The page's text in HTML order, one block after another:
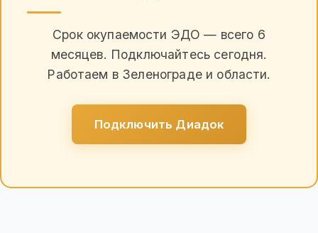
Срок окупаемости ЭДО — всего 6
месяцев. Подключайтесь сегодня.
Работаем в Зеленограде и области.
Подключить Диадок